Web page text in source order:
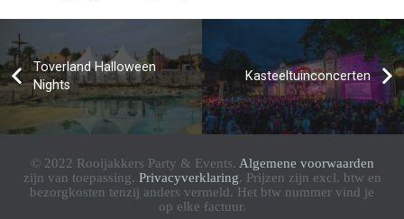
Toverland Halloween
Nights
Kasteeltuinconcerten
© 2022 Rooijakkers Party & Events. Algemene voorwaarden
zijn van toepassing. Privacyverklaring. Prijzen zijn excl. btw en
bezorgkosten tenzij anders vermeld. Het btw nummer vind je
op elke factuur.